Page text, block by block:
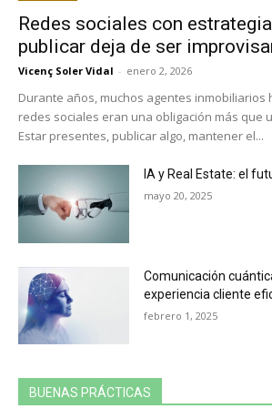
Redes sociales con
publicar deja de ser
Vicenç Soler Vidal - enero 2, 2026
Durante años, muchos agentes inmobiliarios
redes sociales eran una obligación más que
Estar presentes, publicar algo, mantener el...
IA y Real Estate: el
mayo 20, 2025
Comunicación
experiencia cliente
febrero 1, 2025
BUENAS PRÁCTICAS